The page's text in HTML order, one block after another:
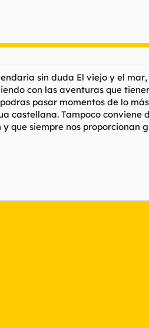
sin duda El viejo y el mar
con las aventuras que
pasar momentos de lo
castellana. Tampoco conviene
que siempre nos proporcionan